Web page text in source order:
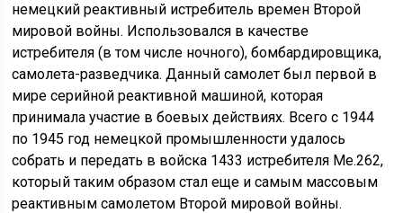
немецкий реактивный истребитель времен Второй
мировой войны. Использовался в качестве
истребителя (в том числе ночного), бомбардировщика,
самолета-разведчика. Данный самолет был первой в
мире серийной реактивной машиной, которая
принимала участие в боевых действиях. Всего с 1944
по 1945 год немецкой промышленности удалось
собрать и передать в войска 1433 истребителя Me.262,
который таким образом стал еще и самым массовым
реактивным самолетом Второй мировой войны.